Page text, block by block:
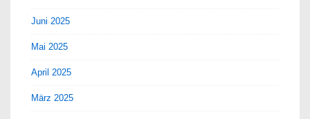
Juni 2025
Mai 2025
April 2025
März 2025